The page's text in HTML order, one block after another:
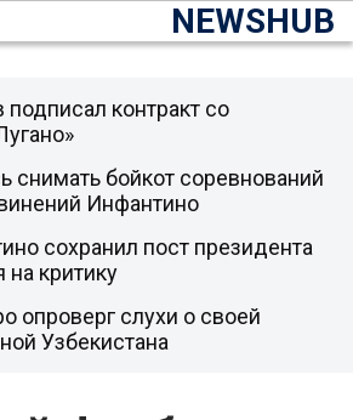
NEWSHUB
контракт со
снимать бойкот соревнований
Инфантино
сохранил пост президента
критику
опроверг слухи о своей
Узбекистана